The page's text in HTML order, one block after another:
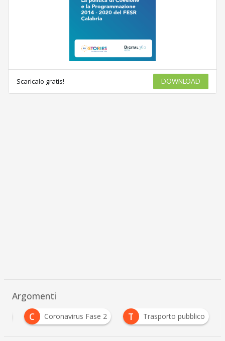
Scaricalo gratis! DOWNLOAD
Argomenti
C Coronavirus Fase 2 T Trasporto pubblico